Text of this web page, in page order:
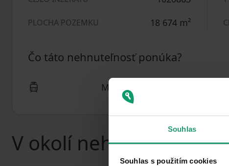
Souhlas
Souhlas s použitím cookies
PLOCHA POZEMKU 18 674 m²
Čo táto nehnuteľnosť ponúka?
MHD 4 minúty autom
V okolí nehnuteľnosti